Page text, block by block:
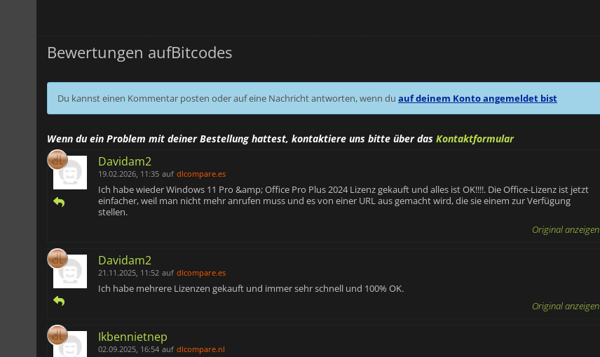
Bewertungen aufBitcodes
Du kannst einen Kommentar posten oder auf eine Nachricht antworten, wenn du auf deinem Konto angemeldet bist
Wenn du ein Problem mit deiner Bestellung hattest, kontaktiere uns bitte über das Kontaktformular
Davidam2
19.02.2026, 11:35 auf dlcompare.es
Ich habe wieder Windows 11 Pro &amp; Office Pro Plus 2024 Lizenz gekauft und alles ist OK!!!!. Die Office-Lizenz ist jetzt
einfacher, weil man nicht mehr anrufen muss und es von einer URL aus gemacht wird, die sie einem zur Verfügung
stellen.
Original anzeigen
Davidam2
21.11.2025, 11:52 auf dlcompare.es
Ich habe mehrere Lizenzen gekauft und immer sehr schnell und 100% OK.
Original anzeigen
Ikbennietnep
02.09.2025, 16:54 auf dlcompare.nl